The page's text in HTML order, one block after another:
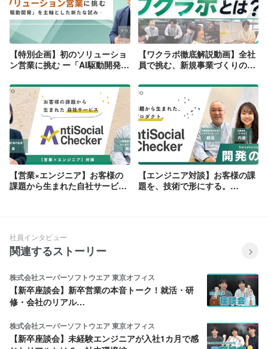
【特別企画】初のソリューショ
ン営業に挑む ー「AI駆動開発」
【ワクラボ徹底解説動画】全社
員で挑む、新規事業づくりの裏
【営業×エンジニア】お客様の
課題から生まれた自社サービ
【エンジニア対談】お客様の課
題を、技術で形にする。
社員インタビュー
関連するストーリー
株式会社スーパーソフトウエア 東京オフィス
【新卒座談会】新卒営業の本音トーク！就活・研
修・会社のリアル…
株式会社スーパーソフトウエア 東京オフィス
【新卒座談会】未経験エンジニアが入社1カ月で感